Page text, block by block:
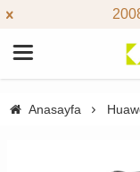
Anasayfa